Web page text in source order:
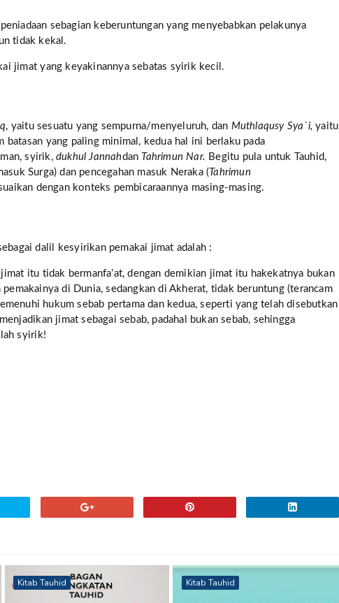
sebagian keberuntungan yang menyebabkan pelakunya
tidak kekal.
jimat yang keyakinannya sebatas syirik kecil.
, yaitu sesuatu yang sempurna/menyeluruh, dan Muthlaqusy Sya`i,yaitu
batasan yang paling minimal, kedua hal ini berlaku pada
syirik, dukhul Jannahdan Tahrimun Nar. Begitu pula untuk
Tauhid,
Surga) dan pencegahan masuk Neraka ( Tahrimun
dengan konteks pembicaraannya masing-masing.
dalil kesyirikan pemakai jimat adalah :
itu tidak bermanfa’at, dengan demikian jimat itu hakekatnya bukan
di Dunia, sedangkan di Akherat, tidak beruntung (terancam
hukum sebab pertama dan kedua, seperti yang telah disebutkan
jimat sebagai sebab, padahal bukan sebab, sehingga
syirik!
Kitab Tauhid Kitab Tauhid